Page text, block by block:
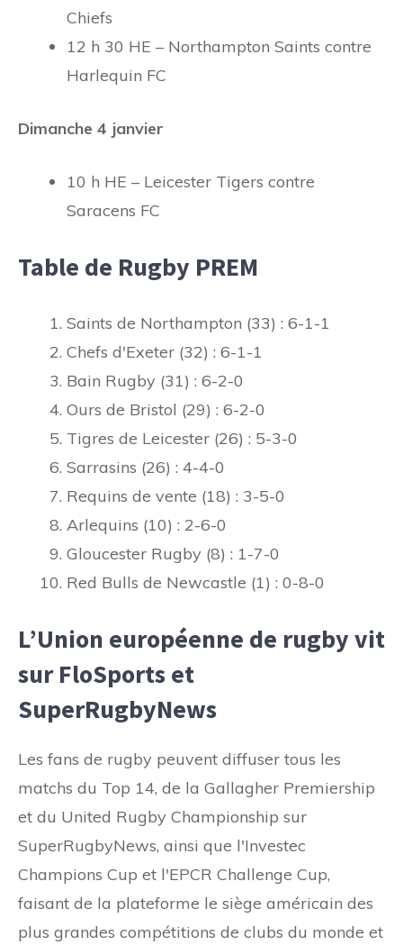
Chiefs
12 h 30 HE – Northampton Saints contre
Harlequin FC
Dimanche 4 janvier
10 h HE – Leicester Tigers contre
Saracens FC
Table de Rugby PREM
Saints de Northampton (33) : 6-1-1
Chefs d'Exeter (32) : 6-1-1
Bain Rugby (31) : 6-2-0
Ours de Bristol (29) : 6-2-0
Tigres de Leicester (26) : 5-3-0
Sarrasins (26) : 4-4-0
Requins de vente (18) : 3-5-0
Arlequins (10) : 2-6-0
Gloucester Rugby (8) : 1-7-0
Red Bulls de Newcastle (1) : 0-8-0
L’Union européenne de rugby vit
sur FloSports et
SuperRugbyNews
Les fans de rugby peuvent diffuser tous les
matchs du Top 14, de la Gallagher Premiership
et du United Rugby Championship sur
SuperRugbyNews, ainsi que l'Investec
Champions Cup et l'EPCR Challenge Cup,
faisant de la plateforme le siège américain des
plus grandes compétitions de clubs du monde et